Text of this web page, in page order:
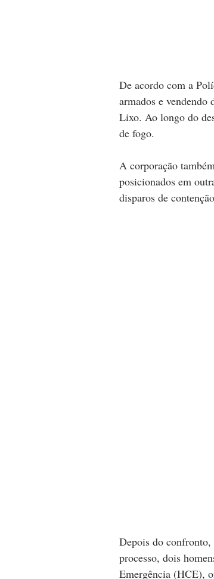
De acordo com a
armados e vendendo
Lixo. Ao longo do
de fogo.
A corporação
posicionados em
disparos de
Depois do confronto,
processo, dois
Emergência (HCE),